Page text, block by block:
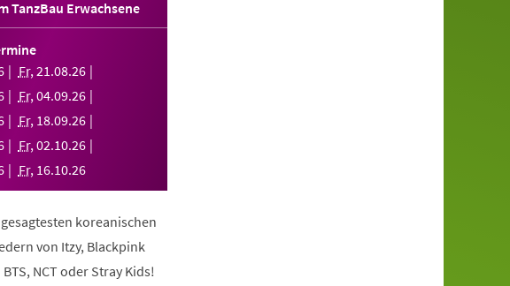
TanzBau Erwachsene
Fr,21.08.26
Fr,04.09.26
Fr, 18.09.26
Fr,02.10.26
Fr, 16.10.26
koreanischen
von Itzy, Blackpink
NCT oder Stray Kids!